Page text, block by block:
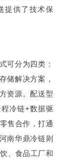
提供了技术保
可分为四类：
储解决方案，
资源。配送型
冷链+数据驱
售合作，打通
南华鼎冷链则
、食品工厂和